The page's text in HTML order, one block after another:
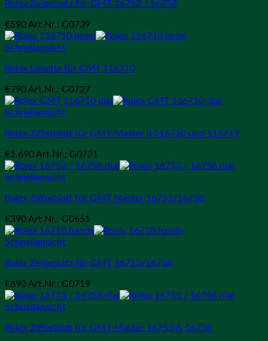
Rolex Zeigersatz für GMT 16753 / 16758
€590 Art.Nr.: G0739
Schnellansicht
Rolex Lünette für GMT 116710
€790 Art.Nr.: G0727
Schnellansicht
Rolex Zifferblatt für GMT-Master II 116710 und 116719
€1.690 Art.Nr.: G0721
Schnellansicht
Rolex Zifferblatt für GMT Master 16753/16758
€390 Art.Nr.: G0651
Schnellansicht
Rolex Zeigersatz für GMT 16713/16718
€690 Art.Nr.: G0719
Schnellansicht
Rolex Zifferblatt für GMT-Master 16753 & 16758